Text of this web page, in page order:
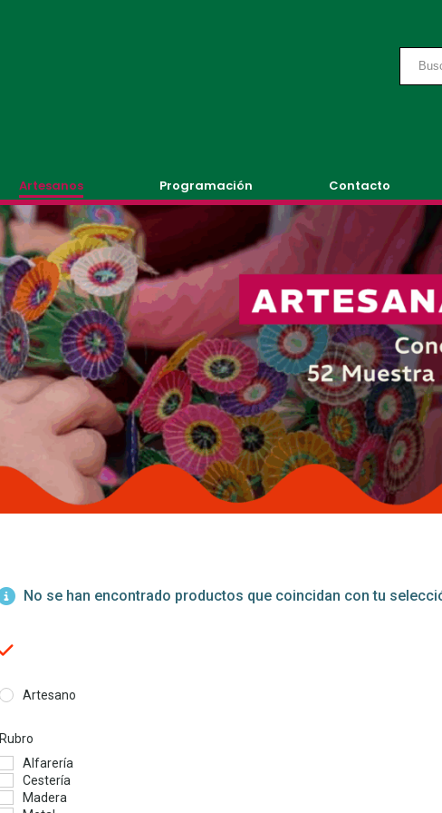
Artesanos Programación Contacto
No se han encontrado productos que coincidan con tu
Artesano
Rubro
Alfarería
Cestería
Madera